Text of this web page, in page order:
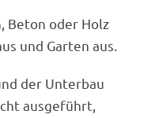
Beton oder Holz
und Garten aus.
der Unterbau
ausgeführt,